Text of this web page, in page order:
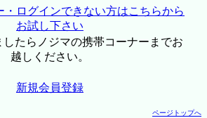
・ログインできない方はこちらから
お試し下さい
たらノジマの携帯コーナーまでお
越しください。
新規会員登録
ページトップへ